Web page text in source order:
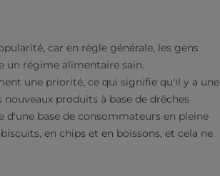
car en règle générale, les gens
un régime alimentaire sain.
une priorité, ce qui signifie qu'il y a une
produits à base de drêches
base de consommateurs en pleine
en chips et en boissons, et cela ne